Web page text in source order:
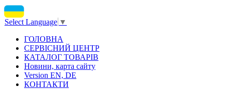
Select Language ▼
ГОЛОВНА
СЕРВІСНИЙ ЦЕНТР
КАТАЛОГ ТОВАРІВ
Новини, карта сайту
Version EN, DE
КОНТАКТИ